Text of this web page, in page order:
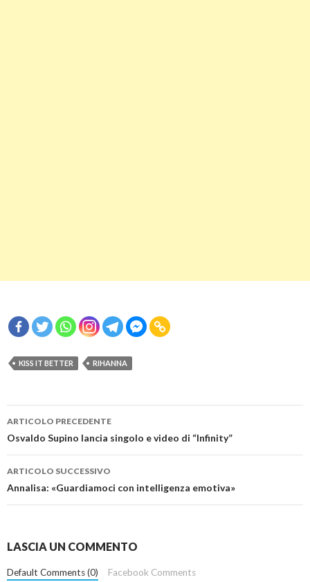
KISS IT BETTER RIHANNA
Navigazione
articolo
ARTICOLO PRECEDENTE
Osvaldo Supino lancia singolo e video di “Infinity”
ARTICOLO SUCCESSIVO
Annalisa: «Guardiamoci con intelligenza emotiva»
LASCIA UN COMMENTO
Default Comments (0) Facebook Comments